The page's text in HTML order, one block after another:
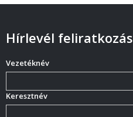
Hírlevél feliratkozás
Vezetéknév
Keresztnév